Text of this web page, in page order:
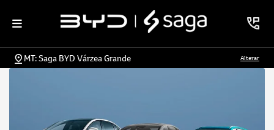
MT: Saga BYD Várzea Grande Alterar